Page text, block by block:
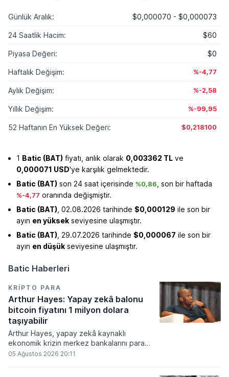
Günlük Aralık: $0,000070 - $0,000073
24 Saatlik Hacim: $60
Piyasa Değeri: $0
Haftalık Değişim: %-4,77
Aylık Değişim: %-2,58
Yıllık Değişim: %-99,95
52 Haftanın En Yüksek Değeri: $0,218100
1 Batic (BAT) fiyatı, anlık olarak 0,003362 TL ve
0,000071 USD'ye karşılık gelmektedir.
Batic (BAT) son 24 saat içerisinde %0,86 , son bir haftada
%-4,77 oranında değişmiştir.
Batic (BAT) , 02.08.2026 tarihinde $0,000129 ile son bir
ayın en yüksek seviyesine ulaşmıştır.
Batic (BAT) , 29.07.2026 tarihinde $0,000067 ile son bir
ayın en düşük seviyesine ulaşmıştır.
Batic Haberleri
KRIPTO PARA
Arthur Hayes: Yapay zekâ balonu
bitcoin fiyatını 1 milyon dolara
taşıyabilir
Arthur Hayes, yapay zekâ kaynaklı
ekonomik krizin merkez bankalarını para
basmaya zorlayacağını ve bu durumun
05 Ağustos 2026 20:11